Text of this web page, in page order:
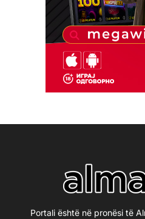
Portali është në pronësi të